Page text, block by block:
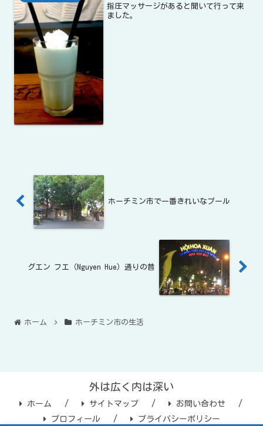
指圧マッサージがあると聞いて行って来
ました。
ホーチミン市で一番きれいなプール
グエン フエ（Nguyen Hue）通りの昔
ホーム ホーチミン市の生活
外は広く内は深い
ホーム サイトマップ
お問い合わせ
プロフィール
プライバシーポリシー